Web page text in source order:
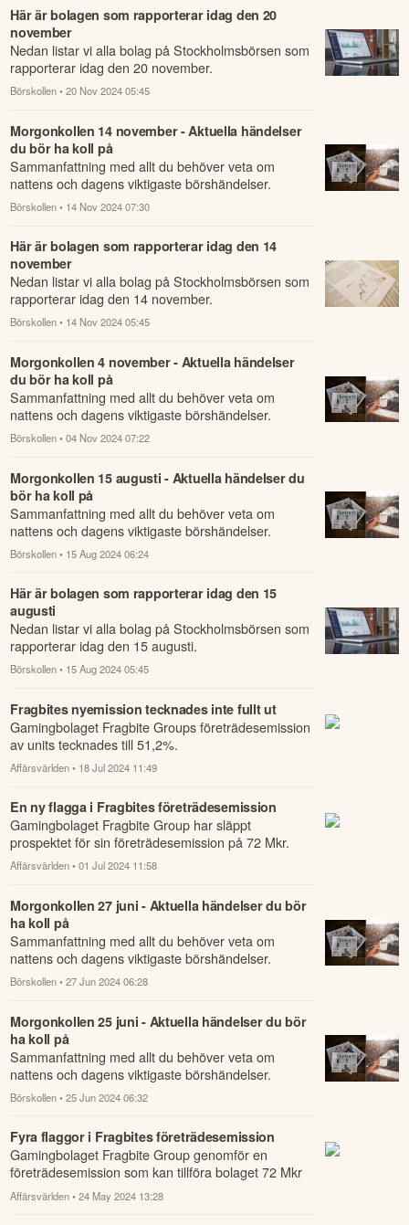
Här är bolagen som rapporterar idag den 20
november
Nedan listar vi alla bolag på Stockholmsbörsen som
rapporterar idag den 20 november.
Börskollen • 20 Nov 2024 05:45
Morgonkollen 14 november - Aktuella händelser
du bör ha koll på
Sammanfattning med allt du behöver veta om
nattens och dagens viktigaste börshändelser.
Börskollen • 14 Nov 2024 07:30
Här är bolagen som rapporterar idag den 14
november
Nedan listar vi alla bolag på Stockholmsbörsen som
rapporterar idag den 14 november.
Börskollen • 14 Nov 2024 05:45
Morgonkollen 4 november - Aktuella händelser
du bör ha koll på
Sammanfattning med allt du behöver veta om
nattens och dagens viktigaste börshändelser.
Börskollen • 04 Nov 2024 07:22
Morgonkollen 15 augusti - Aktuella händelser du
bör ha koll på
Sammanfattning med allt du behöver veta om
nattens och dagens viktigaste börshändelser.
Börskollen • 15 Aug 2024 06:24
Här är bolagen som rapporterar idag den 15
augusti
Nedan listar vi alla bolag på Stockholmsbörsen som
rapporterar idag den 15 augusti.
Börskollen • 15 Aug 2024 05:45
Fragbites nyemission tecknades inte fullt ut
Gamingbolaget Fragbite Groups företrädesemission
av units tecknades till 51,2%.
Affärsvärlden • 18 Jul 2024 11:49
En ny flagga i Fragbites företrädesemission
Gamingbolaget Fragbite Group har släppt
prospektet för sin företrädesemission på 72 Mkr.
Affärsvärlden • 01 Jul 2024 11:58
Morgonkollen 27 juni - Aktuella händelser du bör
ha koll på
Sammanfattning med allt du behöver veta om
nattens och dagens viktigaste börshändelser.
Börskollen • 27 Jun 2024 06:28
Morgonkollen 25 juni - Aktuella händelser du bör
ha koll på
Sammanfattning med allt du behöver veta om
nattens och dagens viktigaste börshändelser.
Börskollen • 25 Jun 2024 06:32
Fyra flaggor i Fragbites företrädesemission
Gamingbolaget Fragbite Group genomför en
företrädesemission som kan tillföra bolaget 72 Mkr
före emissionskostnader.
Affärsvärlden • 24 May 2024 13:28